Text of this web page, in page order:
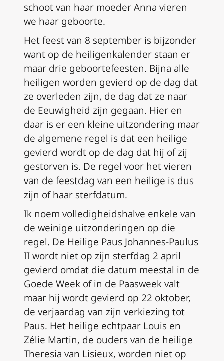
schoot van haar moeder Anna vieren
we haar geboorte.
Het feest van 8 september is bijzonder
want op de heiligenkalender staan er
maar drie geboortefeesten. Bijna alle
heiligen worden gevierd op de dag dat
ze overleden zijn, de dag dat ze naar
de Eeuwigheid zijn gegaan. Hier en
daar is er een kleine uitzondering maar
de algemene regel is dat een heilige
gevierd wordt op de dag dat hij of zij
gestorven is. De regel voor het vieren
van de feestdag van een heilige is dus
zijn of haar sterfdatum.
Ik noem volledigheidshalve enkele van
de weinige uitzonderingen op die
regel. De Heilige Paus Johannes-Paulus
II wordt niet op zijn sterfdag 2 april
gevierd omdat die datum meestal in de
Goede Week of in de Paasweek valt
maar hij wordt gevierd op 22 oktober,
de verjaardag van zijn verkiezing tot
Paus. Het heilige echtpaar Louis en
Zélie Martin, de ouders van de heilige
Theresia van Lisieux, worden niet op